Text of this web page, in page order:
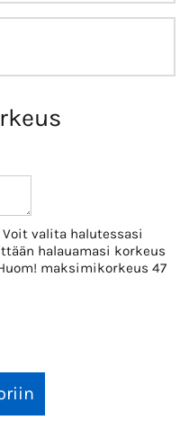
valita halutessasi
halauamasi korkeus
maksimikorkeus 47